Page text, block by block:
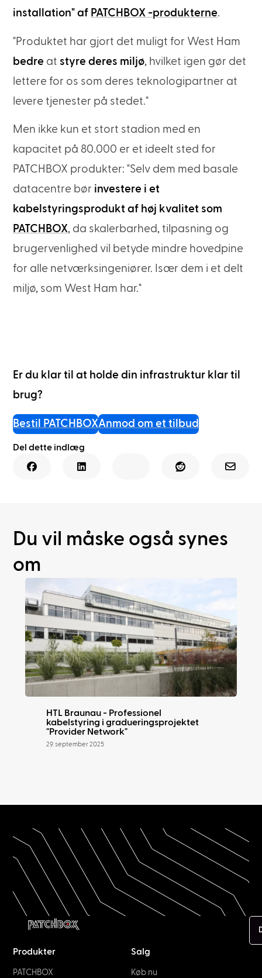
installation" af PATCHBOX -produkterne.
"Produktet har gjort det muligt for West Ham
bedre at styre deres miljø, hvilket igen gør det
lettere for os som deres teknologipartner at
levere tjenester på stedet."
Men ikke kun et stort stadion med en
kapacitet på 80.000 er et ideelt sted for
PATCHBOX produkter: "Selv dem med basale
datacentre bør investere i et
kabelstyringsprodukt af høj kvalitet som
PATCHBOX, da skalerbarhed, tilpasning og
brugervenlighed vil betyde mindre hovedpine
for alle netværksingeniører. Især dem i et delt
miljø, som West Ham har."
Er du klar til at holde din infrastruktur klar til
brug?
Bestil PATCHBOXAnmod om et tilbud
Del dette indlæg
Du vil måske også synes
om
HTL Braunau - Professionel
kabelstyring i gradueringsprojektet
"Provider Network"
29. september 2025
Produkter
PATCHBOX
Salg
Køb nu